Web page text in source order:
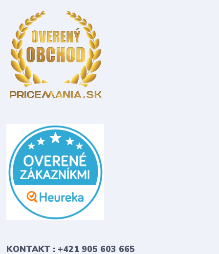
KONTAKT : +421 905 603 665